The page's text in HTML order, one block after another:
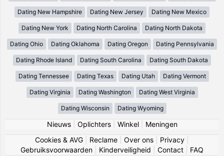
Dating New Hampshire Dating New Jersey Dating New Mexico
Dating New York Dating North Carolina Dating North Dakota
Dating Ohio Dating Oklahoma Dating Oregon Dating Pennsylvania
Dating Rhode Island Dating South Carolina Dating South Dakota
Dating Tennessee Dating Texas Dating Utah Dating Vermont
Dating Virginia Dating Washington Dating West Virginia
Dating Wisconsin Dating Wyoming
Nieuws| Oplichters| Winkel| Meningen
Cookies & AVG
Reclame Over ons Privacy
Gebruiksvoorwaarden
Kinderveiligheid Contact FAQ